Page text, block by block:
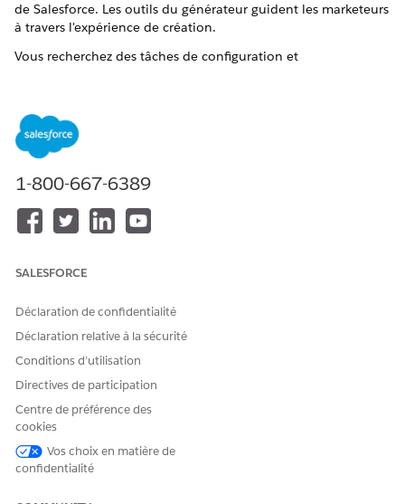
de Salesforce. Les outils du générateur guident les marketeurs
à travers l'expérience de création.
Vous recherchez des tâches de configuration et
Création d'une publication LinkedIn
Les marketeurs peuvent publier des contenus directement
dans leur compte LinkedIn connecté directement dans
Marketing Cloud Next
CET ARTICLE A-T-IL RÉSOLU VOTRE PROBLÈME ?
Oui
1-800-667-6389
SALESFORCE
Déclaration de confidentialité
Déclaration relative à la sécurité
Conditions d’utilisation
Directives de participation
Centre de préférence des
cookies
Vos choix en matière de
confidentialité